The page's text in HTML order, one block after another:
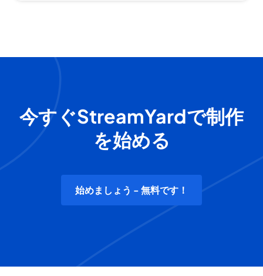
今すぐStreamYardで制作
を始める
始めましょう - 無料です！